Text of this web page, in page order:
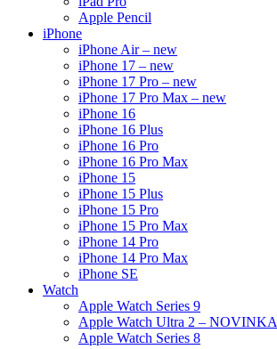
Apple Pencil
iPhone
iPhone Air – new
iPhone 17 – new
iPhone 17 Pro – new
iPhone 17 Pro Max – new
iPhone 16
iPhone 16 Plus
iPhone 16 Pro
iPhone 16 Pro Max
iPhone 15
iPhone 15 Plus
iPhone 15 Pro
iPhone 15 Pro Max
iPhone 14 Pro
iPhone 14 Pro Max
iPhone SE
Watch
Apple Watch Series 9
Apple Watch Ultra 2 – NOVINKA
Apple Watch Series 8